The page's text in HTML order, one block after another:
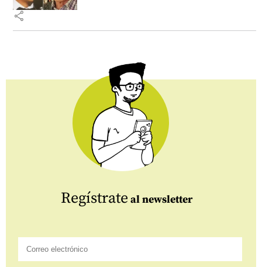
share
Regístrate al newsletter